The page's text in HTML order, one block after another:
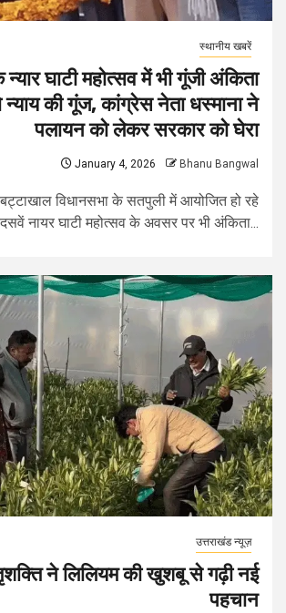
स्थानीय खबरें
घाटी महोत्सव में भी गूंजी अंकिता
न्याय की गूंज, कांग्रेस नेता धस्माना ने
पलायन को लेकर सरकार को घेरा
January 4, 2026 Bhanu Bangwal
विधानसभा के सतपुली में आयोजित हो रहे
दसवें नायर घाटी महोत्सव के अवसर पर भी अंकिता...
उत्तराखंड न्यूज़
ने लिलियम की खुशबू से गढ़ी नई
पहचान